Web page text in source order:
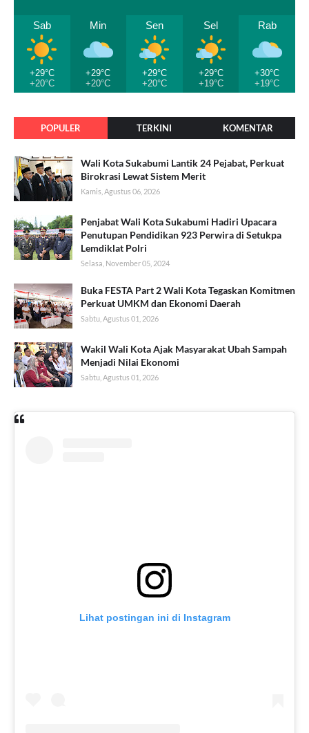
Sab
+29°C
+20°C
Min
+29°C
+20°C
Sen
+29°C
+20°C
Sel
+29°C
+19°C
Rab
+30°C
+19°C
POPULER TERKINI KOMENTAR
Wali Kota Sukabumi Lantik 24 Pejabat, Perkuat
Birokrasi Lewat Sistem Merit
Kamis, Agustus 06, 2026
Penjabat Wali Kota Sukabumi Hadiri Upacara
Penutupan Pendidikan 923 Perwira di Setukpa
Lemdiklat Polri
Selasa, November 05, 2024
Buka FESTA Part 2 Wali Kota Tegaskan Komitmen
Perkuat UMKM dan Ekonomi Daerah
Sabtu, Agustus 01, 2026
Wakil Wali Kota Ajak Masyarakat Ubah Sampah
Menjadi Nilai Ekonomi
Sabtu, Agustus 01, 2026
Lihat postingan ini di Instagram